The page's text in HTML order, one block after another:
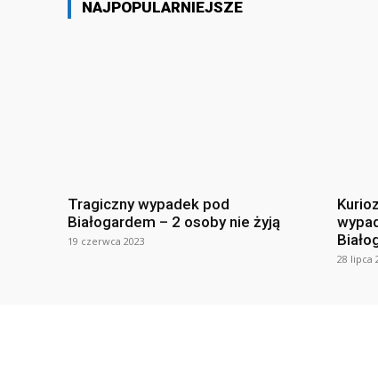
NAJPOPULARNIEJSZE
Tragiczny wypadek pod
Białogardem – 2 osoby nie żyją
19 czerwca 2023
28 lipca